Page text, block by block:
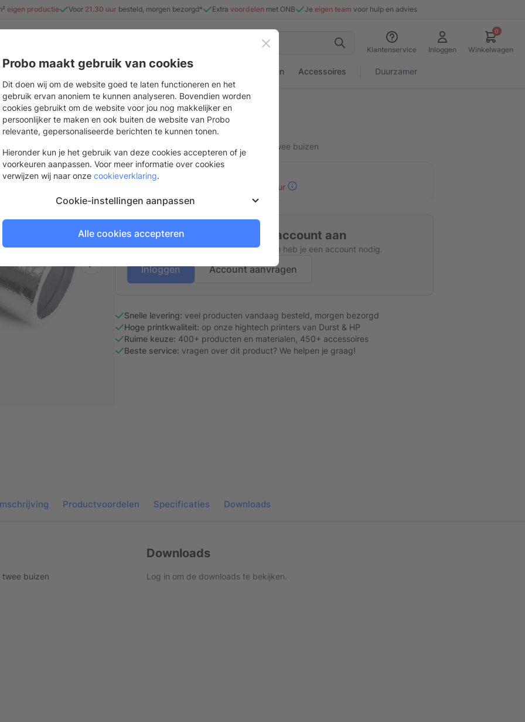
eigen productie Voor21.30 uur besteld, morgen bezorgd* Extra voordelen met ONB Je eigen team voor hulp en advies
Klantenservice
0
Winkelwagen
Inloggen
Beurs & evenement Interieur Stickers & drukwerk Materialen Accessoires Duurzamer
Lang T-stuk
Zorgt voor een haakse koppeling tussen twee buizen
Binnen 2 werkdagen bezorgd
21.30 uur
Log in of vraag een gratis account aan
Om te bestellen en je prijzen te bekijken heb je een account nodig.
Inloggen Account aanvragen
Snelle levering: veel producten vandaag besteld, morgen bezorgd
Hoge printkwaliteit: op onze hightech printers van Durst & HP
Ruime keuze: 400+ producten en materialen, 450+ accessoires
Beste service: vragen over dit product? We helpen je graag!
Productvoordelen Specificaties Downloads
buizen
Downloads
Log in om de downloads te bekijken.
Sluiten
Probo maakt gebruik van cookies
Dit doen wij om de website goed te laten functioneren en het
gebruik ervan anoniem te kunnen analyseren. Bovendien worden
cookies gebruikt om de website voor jou nog makkelijker en
persoonlijker te maken en ook buiten de website van Probo
relevante, gepersonaliseerde berichten te kunnen tonen.
Hieronder kun je het gebruik van deze cookies accepteren of je
voorkeuren aanpassen. Voor meer informatie over cookies
verwijzen wij naar onze cookieverklaring.
Cookie-instellingen aanpassen
Alle cookies accepteren